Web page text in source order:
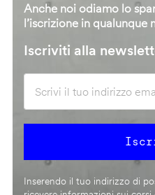
Anche noi odiamo lo
l’iscrizione in qualunque
Iscriviti alla
Inserendo il tuo indirizzo di